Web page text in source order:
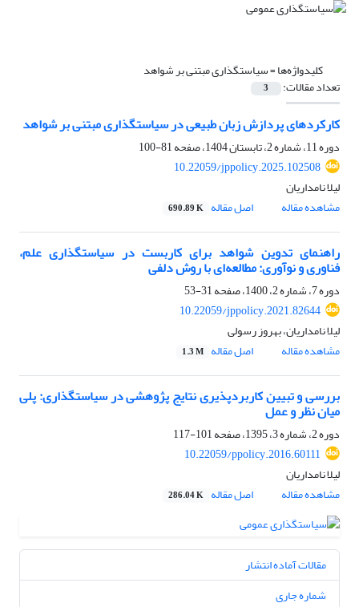
کلیدواژه‌ها =سیاستگذاری مبتنی بر شواهد
تعداد مقالات: 3
کارکردهای پردازش زبان طبیعی در سیاستگذاری مبتنی بر شواهد
دوره 11، شماره 2، تابستان 1404، صفحه
81-100
10.22059/jppolicy.2025.102508
لیلا نامداریان
مشاهده مقاله
اصل مقاله 690.89 K
راهنمای تدوین شواهد برای کاربست در سیاستگذاری علم،
فناوری و نوآوری: مطالعه‌ای با روش دلفی
دوره 7، شماره 2، 1400، صفحه
31-53
10.22059/jppolicy.2021.82644
لیلا نامداریان، بهروز رسولی
مشاهده مقاله
اصل مقاله 1.3 M
بررسی و تبیین کاربردپذیری نتایج پژوهشی در سیاستگذاری: پلی
میان نظر و عمل
دوره 2، شماره 3، 1395، صفحه
101-117
10.22059/ppolicy.2016.60111
لیلا نامداریان
مشاهده مقاله
اصل مقاله 286.04 K
مقالات آماده انتشار
شماره جاری